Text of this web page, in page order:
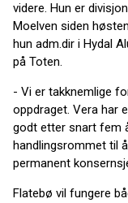
videre. Hun er
Moelven siden
hun adm.dir i Hydal
på Toten.
- Vi er takknemlige
oppdraget. Vera har
godt etter snart fem
handlingsrommet til
permanent
Flatebø vil fungere